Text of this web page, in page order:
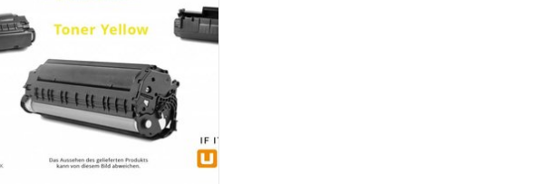
ZUM WARENKORB HINZUFÜGEN